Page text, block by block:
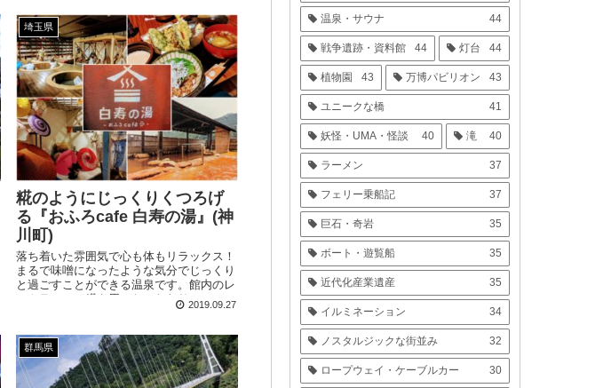
埼玉県
糀のようにじっくりくつろげ
る『おふろcafe 白寿の湯』(神
川町)
落ち着いた雰囲気で心も体もリラックス！
まるで味噌になったような気分でじっくり
と過ごすことができる温泉です。館内のレ
ストランでは糀を用いたこだわりのヘルシ
ーメニューがそろっています。
2019.09.27
群馬県
温泉・サウナ 44
戦争遺跡・資料館 44 灯台 44
植物園 43 万博パビリオン 43
ユニークな橋 41
妖怪・UMA・怪談 40 滝 40
ラーメン 37
フェリー乗船記 37
巨石・奇岩 35
ボート・遊覧船 35
近代化産業遺産 35
イルミネーション 34
ノスタルジックな街並み 32
ロープウェイ・ケーブルカー 30